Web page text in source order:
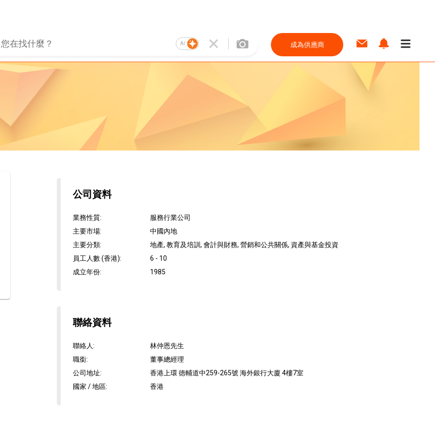
AI 成為供應商
公司資料
業務性質:
服務行業公司
主要市場:
中國內地
主要分類:
地產, 教育及培訓, 會計與財務, 營銷和公共關係, 資產與基金投資
員工人數 (香港):
6 - 10
成立年份: 1985
聯絡資料
聯絡人:
林仲恩先生
職銜:
董事總經理
公司地址:
香港上環 徳輔道中259-265號 海外銀行大廈 4樓7室
國家 / 地區: 香港